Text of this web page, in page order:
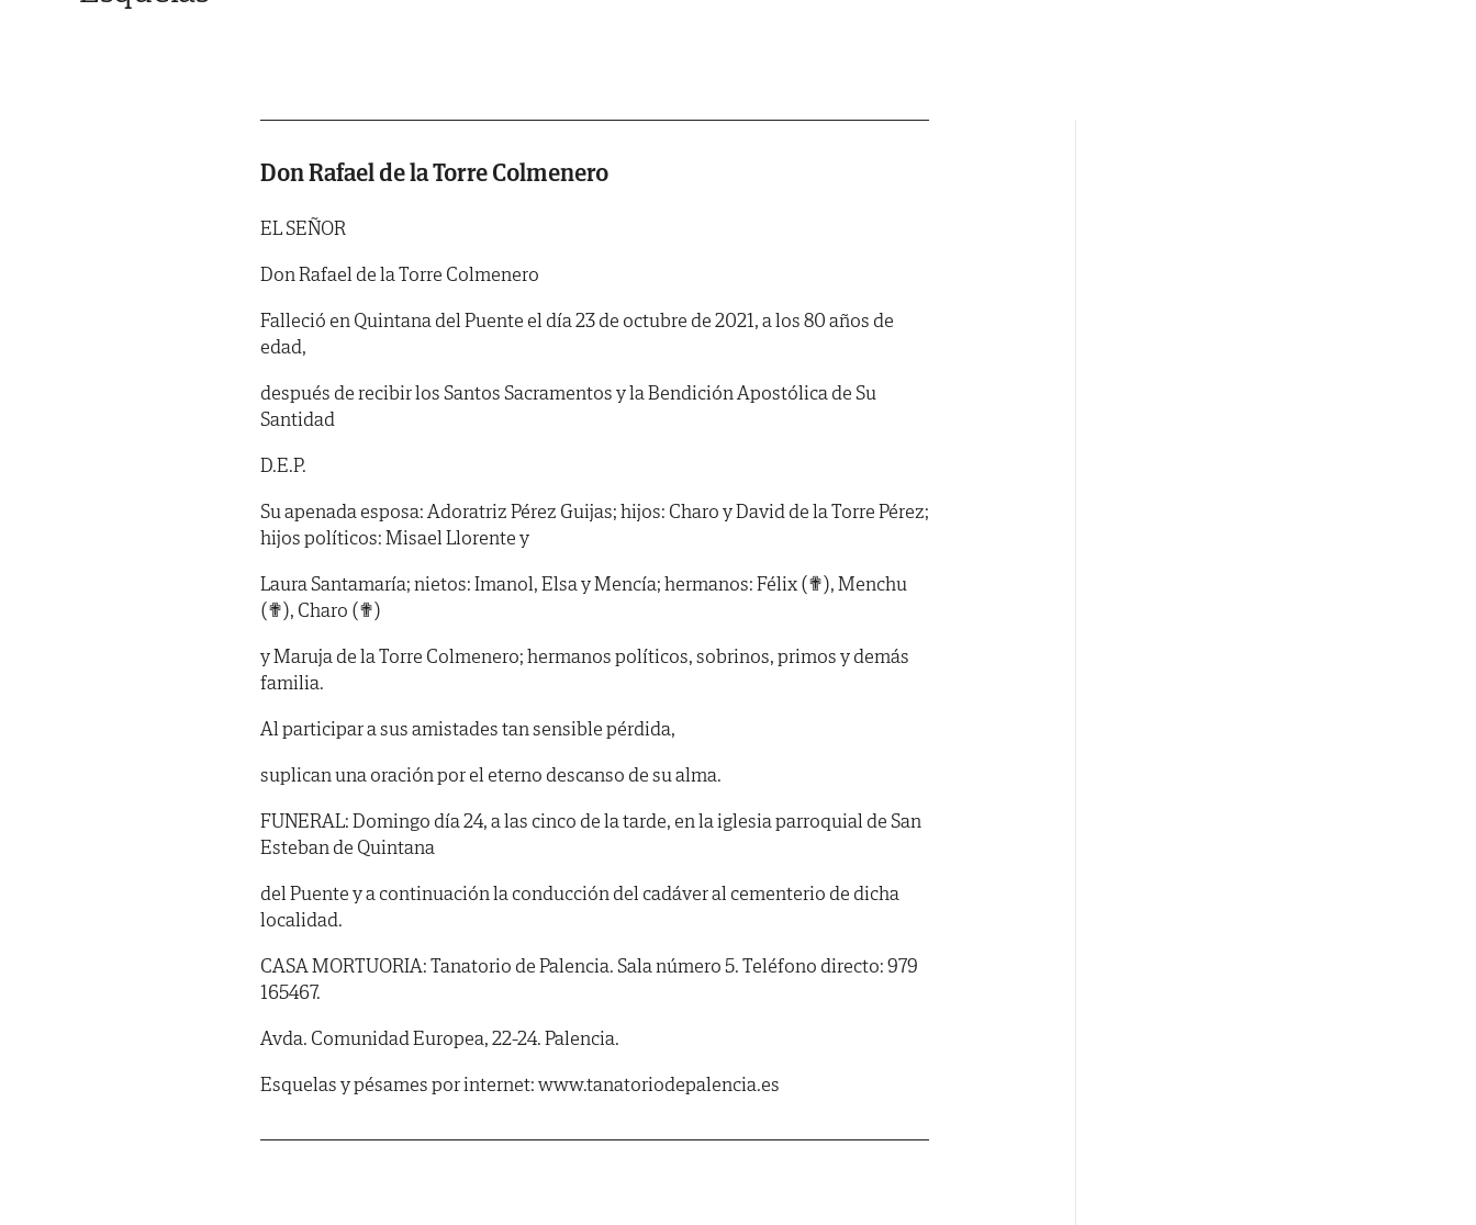
Don Rafael de la Torre Colmenero
EL SEÑOR
Don Rafael de la Torre Colmenero
Falleció en Quintana del Puente el día 23 de octubre de 2021, a los 80 años de
edad,
después de recibir los Santos Sacramentos y la Bendición Apostólica de Su
Santidad
D.E.P.
Su apenada esposa: Adoratriz Pérez Guijas; hijos: Charo y David de la Torre Pérez;
hijos políticos: Misael Llorente y
Laura Santamaría; nietos: Imanol, Elsa y Mencía; hermanos: Félix (✟), Menchu
(✟), Charo (✟)
y Maruja de la Torre Colmenero; hermanos políticos, sobrinos, primos y demás
familia.
Al participar a sus amistades tan sensible pérdida,
suplican una oración por el eterno descanso de su alma.
FUNERAL: Domingo día 24, a las cinco de la tarde, en la iglesia parroquial de San
Esteban de Quintana
del Puente y a continuación la conducción del cadáver al cementerio de dicha
localidad.
CASA MORTUORIA: Tanatorio de Palencia. Sala número 5. Teléfono directo: 979
165467.
Avda. Comunidad Europea, 22-24. Palencia.
Esquelas y pésames por internet: www.tanatoriodepalencia.es